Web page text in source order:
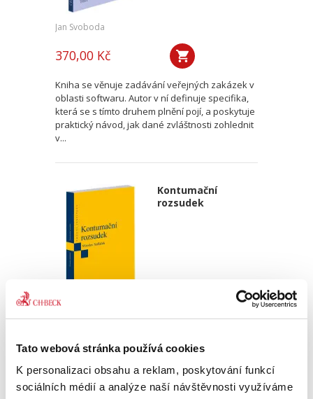
Tato webová stránka používá cookies
K personalizaci obsahu a reklam, poskytování funkcí
sociálních médií a analýze naší návštěvnosti využíváme
Jan Svoboda
370,00 Kč
Kniha se věnuje zadávání veřejných zakázek v
oblasti softwaru. Autor v ní definuje specifika,
která se s tímto druhem plnění pojí, a poskytuje
praktický návod, jak dané zvláštnosti zohlednit
v...
Kontumační
rozsudek
Miroslav Sedláček,
470,00 Kč
Publikace podrobně zkoumá rozsudek pro
zmeškání jako klasický institut civilního